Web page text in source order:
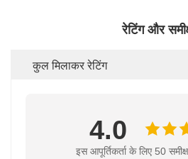
रेटिंग और
कुल मिलाकर रेटिंग
4.0
इस आपूर्तिकर्ता के लिए 50